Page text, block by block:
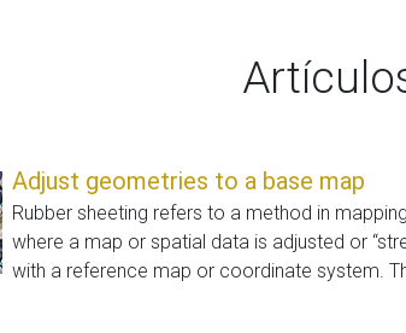
Adjust geometries to a base map
Rubber sheeting refers to a method in
where a map or spatial data is adjusted or
with a reference map or coordinate system.